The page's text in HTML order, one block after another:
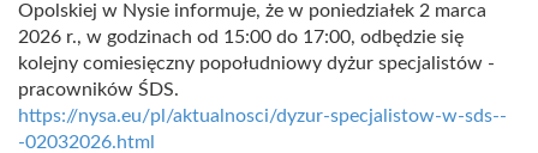
Opolskiej w Nysie informuje, że w poniedziałek 2 marca
2026 r., w godzinach od 15:00 do 17:00, odbędzie się
kolejny comiesięczny popołudniowy dyżur specjalistów -
pracowników ŚDS.
https://nysa.eu/pl/aktualnosci/dyzur-specjalistow-w-sds--
-02032026.html